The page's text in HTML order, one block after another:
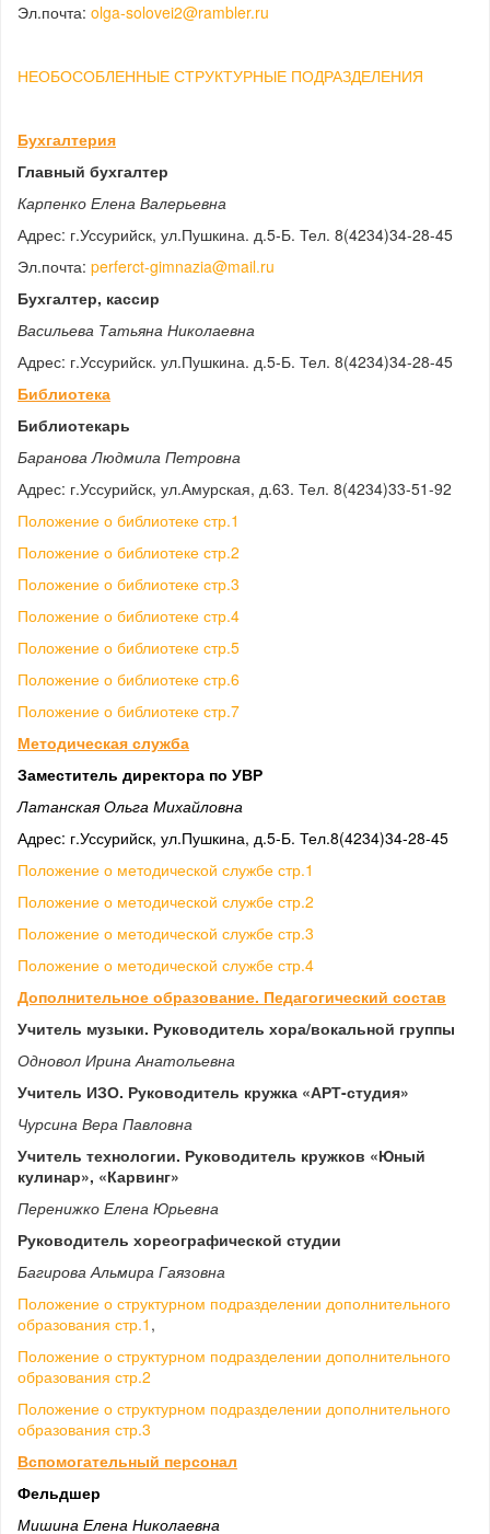
Эл.почта: olga-solovei2@rambler.ru
НЕОБОСОБЛЕННЫЕ СТРУКТУРНЫЕ ПОДРАЗДЕЛЕНИЯ
Бухгалтерия
Главный бухгалтер
Карпенко Елена Валерьевна
Адрес: г.Уссурийск, ул.Пушкина. д.5-Б. Тел. 8(4234)34-28-45
Эл.почта: perferct-gimnazia@mail.ru
Бухгалтер, кассир
Васильева Татьяна Николаевна
Адрес: г.Уссурийск. ул.Пушкина. д.5-Б. Тел. 8(4234)34-28-45
Библиотека
Библиотекарь
Баранова Людмила Петровна
Адрес: г.Уссурийск, ул.Амурская, д.63. Тел. 8(4234)33-51-92
Положение о библиотеке стр.1
Положение о библиотеке стр.2
Положение о библиотеке стр.3
Положение о библиотеке стр.4
Положение о библиотеке стр.5
Положение о библиотеке стр.6
Положение о библиотеке стр.7
Методическая служба
Заместитель директора по УВР
Латанская Ольга Михайловна
Адрес: г.Уссурийск, ул.Пушкина, д.5-Б. Тел.8(4234)34-28-45
Положение о методической службе стр.1
Положение о методической службе стр.2
Положение о методической службе стр.3
Положение о методической службе стр.4
Дополнительное образование. Педагогический состав
Учитель музыки. Руководитель хора/вокальной группы
Одновол Ирина Анатольевна
Учитель ИЗО. Руководитель кружка «АРТ-студия»
Чурсина Вера Павловна
Учитель технологии. Руководитель кружков «Юный
кулинар», «Карвинг»
Перенижко Елена Юрьевна
Руководитель хореографической студии
Багирова Альмира Гаязовна
Положение о структурном подразделении дополнительного
образования стр.1 ,
Положение о структурном подразделении дополнительного
образования стр.2
Положение о структурном подразделении дополнительного
образования стр.3
Вспомогательный персонал
Фельдшер
Мишина Елена Николаевна